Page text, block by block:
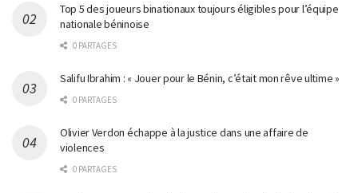
Top 5 des joueurs binationaux toujours éligibles pour l’équipe
nationale béninoise
0 PARTAGES
Salifu Ibrahim : « Jouer pour le Bénin, c’était mon rêve ultime »
0 PARTAGES
Olivier Verdon échappe à la justice dans une affaire de
violences
0 PARTAGES